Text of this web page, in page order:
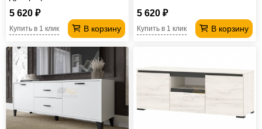
5 620 ₽
В корзину
Купить в 1 клик
5 620 ₽
В корзину
Купить в 1 клик